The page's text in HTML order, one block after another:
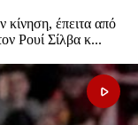
έπειτα από
Ρουί Σίλβα κ...